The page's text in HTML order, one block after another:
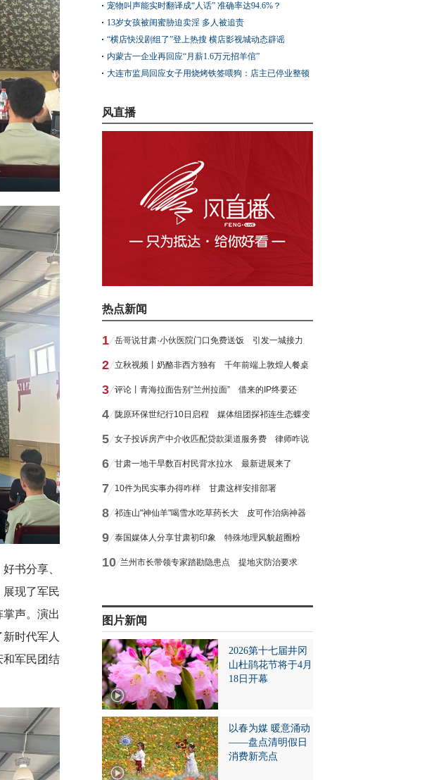
书分享、
现了军民
声。演出
时代军人
和军民团结
宠物叫声能实时翻译成“人话” 准确率达94.6%？
13岁女孩被闺蜜胁迫卖淫 多人被追责
“横店快没剧组了”登上热搜 横店影视城动态辟谣
内蒙古一企业再回应“月薪1.6万元招羊倌”
大连市监局回应女子用烧烤铁签喂狗：店主已停业整顿
风直播
热点新闻
1 岳哥说甘肃·小伙医院门口免费送饭 引发一城接力
2 立秋视频丨奶酪非西方独有 千年前端上敦煌人餐桌
3 评论丨青海拉面告别“兰州拉面” 借来的IP终要还
4 陇原环保世纪行10日启程 媒体组团探祁连生态蝶变
5 女子投诉房产中介收匹配贷款渠道服务费 律师咋说
6 甘肃一地干旱数百村民背水拉水 最新进展来了
7 10件为民实事办得咋样 甘肃这样安排部署
8 祁连山"神仙羊"喝雪水吃草药长大 皮可作治病神器
9 泰国媒体人分享甘肃初印象 特殊地理风貌超圈粉
10 兰州市长带领专家踏勘隐患点 提地灾防治要求
图片新闻
2026第十七届井冈
山杜鹃花节将于4月
18日开幕
以春为媒 暖意涌动
——盘点清明假日
消费新亮点